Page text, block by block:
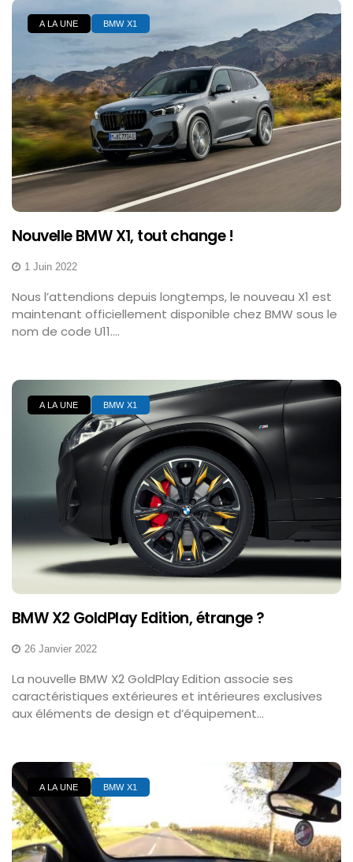
A LA UNE BMW X1
Nouvelle BMW X1, tout change !
1 Juin 2022
Nous l’attendions depuis longtemps, le nouveau X1 est
maintenant officiellement disponible chez BMW sous le
nom de code U11....
A LA UNE BMW X1
BMW X2 GoldPlay Edition, étrange ?
26 Janvier 2022
La nouvelle BMW X2 GoldPlay Edition associe ses
caractéristiques extérieures et intérieures exclusives
aux éléments de design et d’équipement...
A LA UNE BMW X1